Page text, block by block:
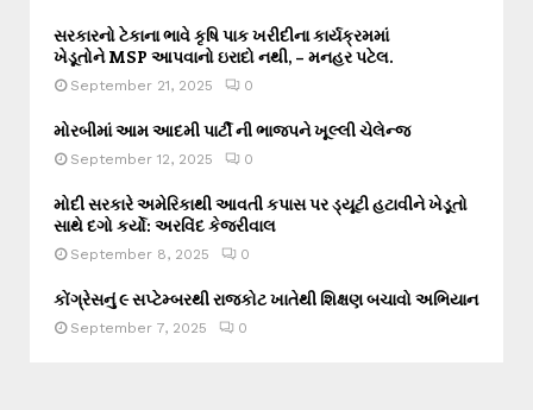
સરકારનો ટેકાના ભાવે કૃષિ પાક ખરીદીના કાર્યક્રમમાં
ખેડૂતોને MSP આપવાનો ઇરાદો નથી, – મનહર પટેલ.
September 21, 2025 0
મોરબીમાં આમ આદમી પાર્ટી ની ભાજપને ખૂલ્લી ચેલેન્જ
September 12, 2025 0
મોદી સરકારે અમેરિકાથી આવતી કપાસ પર ડ્યૂટી હટાવીને ખેડૂતો
સાથે દગો કર્યો: અરવિંદ કેજરીવાલ
September 8, 2025 0
કોંગ્રેસનું ૯ સપ્ટેમ્બરથી રાજકોટ ખાતેથી શિક્ષણ બચાવો અભિયાન
September 7, 2025 0